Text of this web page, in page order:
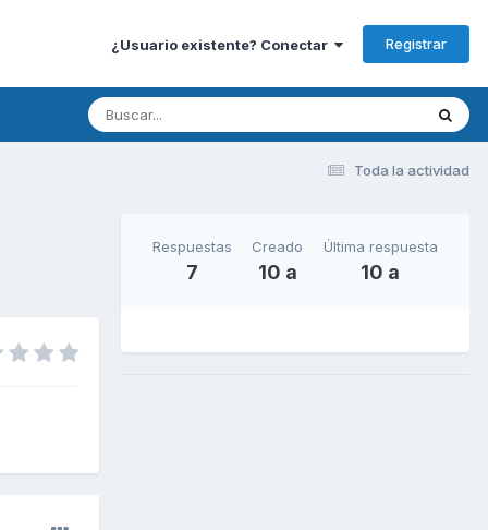
¿Usuario existente? Conectar Registrar
Toda la actividad
Respuestas
7
Creado
10 a
Última respuesta
10 a